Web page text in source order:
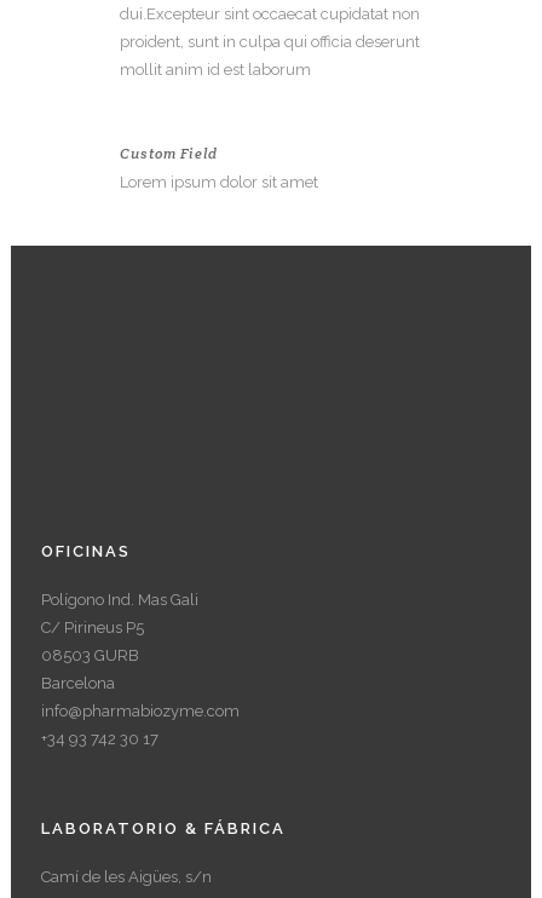
dui.Excepteur sint occaecat cupidatat non
proident, sunt in culpa qui officia deserunt
mollit anim id est laborum
Custom Field
Lorem ipsum dolor sit amet
OFICINAS
Polígono Ind. Mas Gali
C/ Pirineus P5
08503 GURB
Barcelona
info@pharmabiozyme.com
+34 93 742 30 17
LABORATORIO & FÁBRICA
Camí de les Aigües, s/n